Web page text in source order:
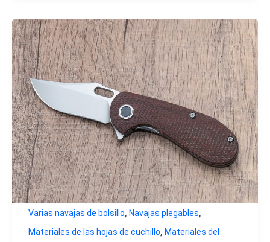
Varias navajas de bolsillo, Navajas plegables,
Materiales de las hojas de cuchillo, Materiales del